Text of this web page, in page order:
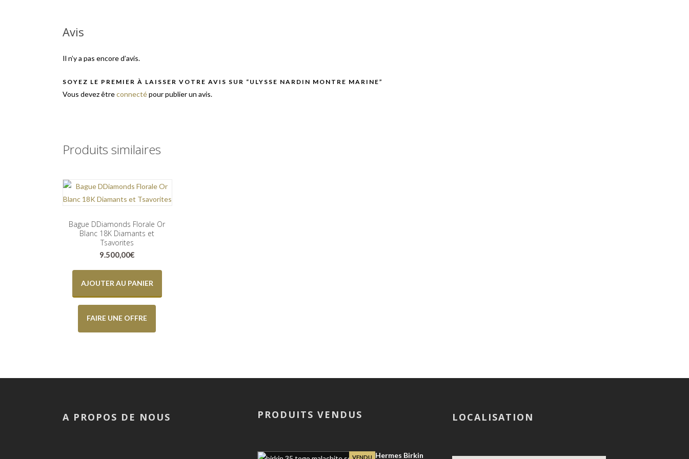
Avis
Il n’y a pas encore d’avis.
SOYEZ LE PREMIER À LAISSER VOTRE AVIS SUR “ULYSSE NARDIN MONTRE MARINE”
Vous devez êtreconnectépour publier un avis.
Produits similaires
Bague DDiamonds Florale Or
Blanc 18K Diamants et
Tsavorites
9.500,00€
AJOUTER AU PANIER
FAIRE UNE OFFRE
A PROPOS DE NOUS PRODUITS VENDUS
VENDU Hermes Birkin
LOCALISATION